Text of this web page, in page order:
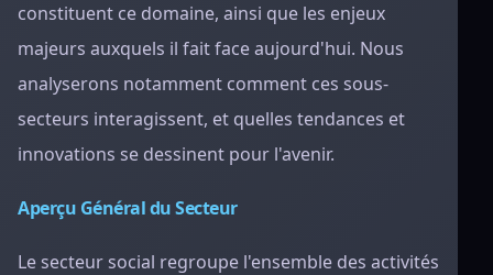
constituent ce domaine, ainsi que les enjeux
majeurs auxquels il fait face aujourd'hui. Nous
analyserons notamment comment ces sous-
secteurs interagissent, et quelles tendances et
innovations se dessinent pour l'avenir.
Aperçu Général du Secteur
Le secteur social regroupe l'ensemble des activités